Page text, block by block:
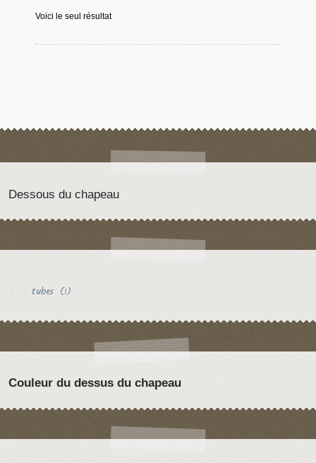
Voici le seul résultat
Dessous du chapeau
tubes (1)
Couleur du dessus du chapeau